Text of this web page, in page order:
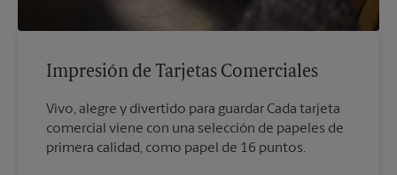
Impresión de Tarjetas Comerciales
Vivo, alegre y divertido para guardar Cada tarjeta
comercial viene con una selección de papeles de
primera calidad, como papel de 16 puntos.